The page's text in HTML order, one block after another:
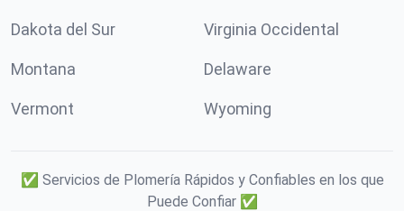
Dakota del Sur Virginia Occidental
Montana Delaware
Vermont Wyoming
✅ Servicios de Plomería Rápidos y Confiables en los que
Puede Confiar ✅